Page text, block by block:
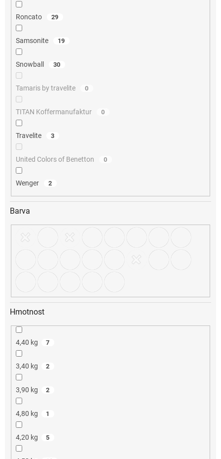
Roncato 29
Samsonite 19
Snowball 30
Tamaris by travelite 0
TITAN Koffermanufaktur 0
Travelite 3
United Colors of Benetton 0
Wenger 2
Barva
Hmotnost
4,40 kg 7
3,40 kg 2
3,90 kg 2
4,80 kg 1
4,20 kg 5